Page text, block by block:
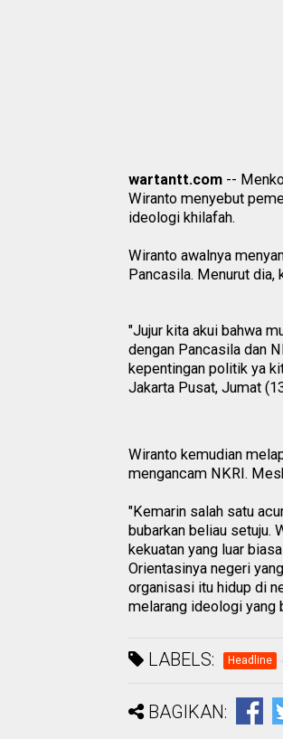
wartantt.com --
Wiranto menyebut
ideologi khilafah.
Wiranto awalnya
Pancasila. Menurut
"Jujur kita akui bahwa
dengan Pancasila dan
kepentingan politik ya
Jakarta Pusat, Jumat
Wiranto kemudian
mengancam NKRI.
"Kemarin salah satu
bubarkan beliau setuju.
kekuatan yang luar
Orientasinya negeri
organisasi itu hidup di
melarang ideologi yang
LABELS: Headline
BAGIKAN: